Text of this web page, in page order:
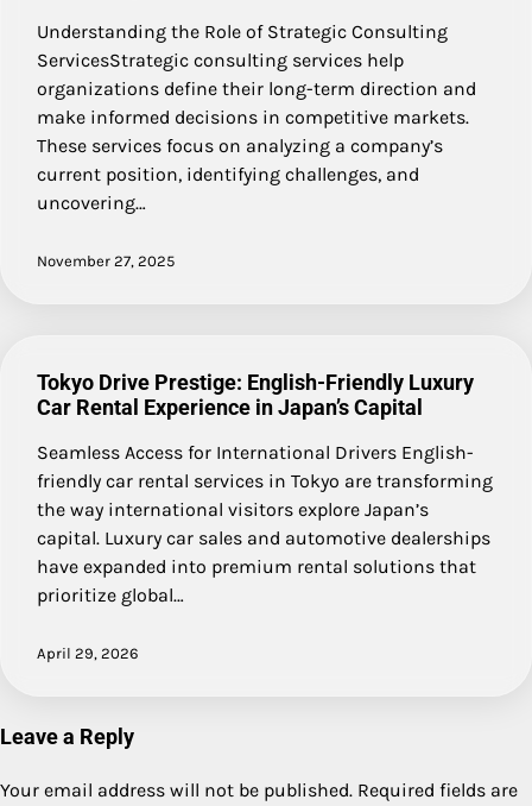
Understanding the Role of Strategic Consulting
ServicesStrategic consulting services help
organizations define their long-term direction and
make informed decisions in competitive markets.
These services focus on analyzing a company’s
current position, identifying challenges, and
uncovering…
November 27, 2025
Tokyo Drive Prestige: English-Friendly Luxury
Car Rental Experience in Japan’s Capital
Seamless Access for International Drivers English-
friendly car rental services in Tokyo are transforming
the way international visitors explore Japan’s
capital. Luxury car sales and automotive dealerships
have expanded into premium rental solutions that
prioritize global…
April 29, 2026
Leave a Reply
Your email address will not be published. Required fields are